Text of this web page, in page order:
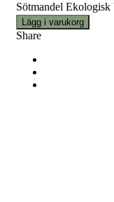
Sötmandel
Lägg i varukorg
Share